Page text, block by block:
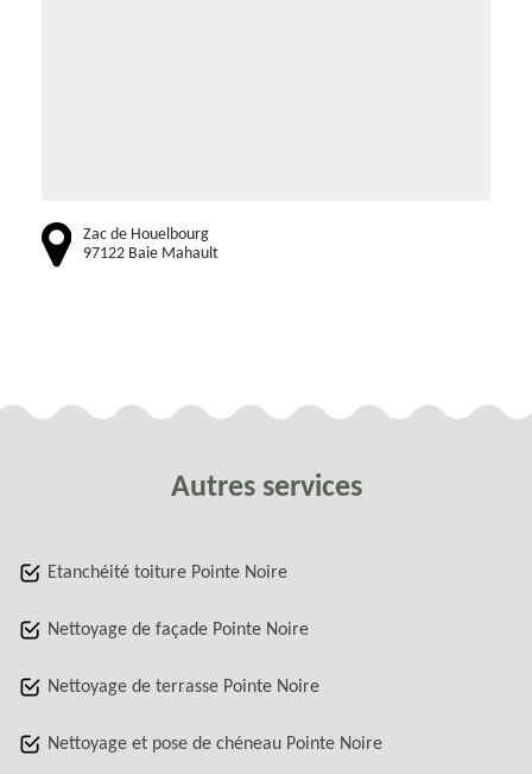
Zac de Houelbourg
97122 Baie Mahault
Autres services
Etanchéité toiture Pointe Noire
Nettoyage de façade Pointe Noire
Nettoyage de terrasse Pointe Noire
Nettoyage et pose de chéneau Pointe Noire